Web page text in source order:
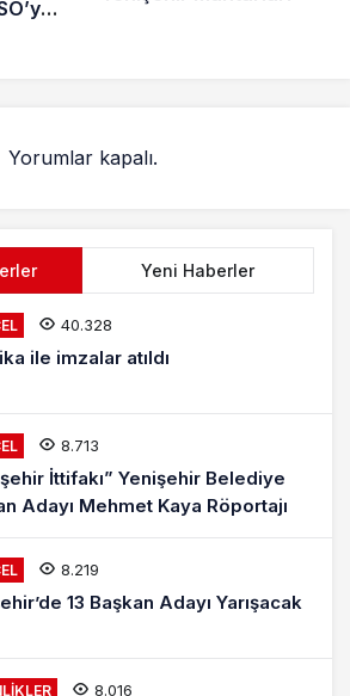
Yorumlar kapalı.
Yeni Haberler
40.328
ile imzalar atıldı
8.713
İttifakı” Yenişehir Belediye
Başkan Adayı Mehmet Kaya Röportajı
8.219
13 Başkan Adayı Yarışacak
8.016